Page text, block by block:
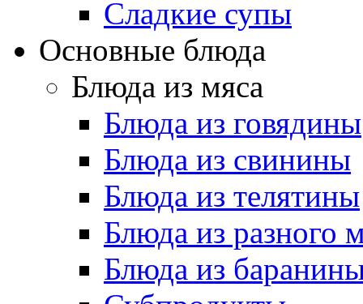
Cладкие супы
Основные блюда
Блюда из мяса
Блюда из говядины
Блюда из свинины
Блюда из телятины
Блюда из разного
Блюда из